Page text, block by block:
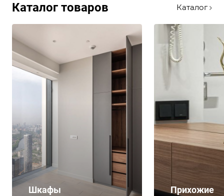
Каталог товаров Каталог
Шкафы Прихожие